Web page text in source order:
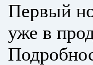
Первый
уже в